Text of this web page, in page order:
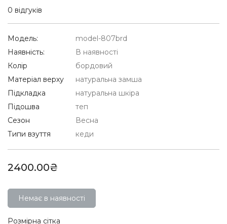
0 відгуків
Модель:
model-807brd
Наявність:
В наявності
Колір
бордовий
Матеріал верху
натуральна замша
Підкладка
натуральна шкіра
Підошва
теп
Сезон
Весна
Типи взуття
кеди
2400.00₴
Немає в наявності
Розмірна сітка